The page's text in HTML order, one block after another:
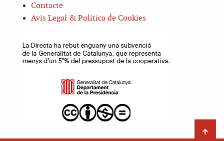
Contacte
Avis Legal & Política de Cookies